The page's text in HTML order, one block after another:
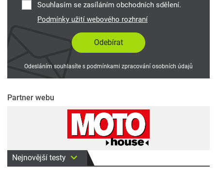
Souhlasím se zasíláním obchodních sdělení.
Podmínky užití webového rozhraní
Odesláním souhlasíte s podmínkami zpracování osobních údajů
Partner webu
Nejnovější testy